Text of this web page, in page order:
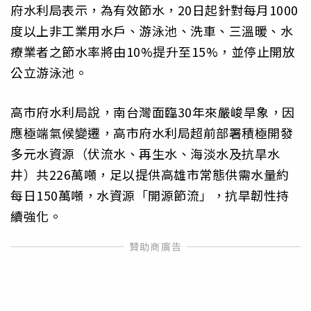
府水利局表示，為有效節水，20日起針對每月1000
度以上非工業用水戶、游泳池、洗車、三溫暖、水
療業者之節水率將由10%提升至15%，並停止開放
公立游泳池。
高市府水利局說，南台灣面臨30年來嚴峻旱象，因
應極端氣候變遷，高市府水利局超前部署積極開發
多元水資源（伏流水、再生水、海淡水及抗旱水
井）共226萬噸，足以提供高雄市常態供需水量約
每日150萬噸，水資源「開源節流」，抗旱韌性持
續強化。